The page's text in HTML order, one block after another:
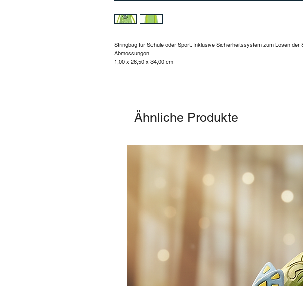
Stringbag für Schule oder Sport. Inklusive Sicherheitssystem zum Lösen der
Abmessungen
1,00 x 26,50 x 34,00 cm
Ähnliche Produkte